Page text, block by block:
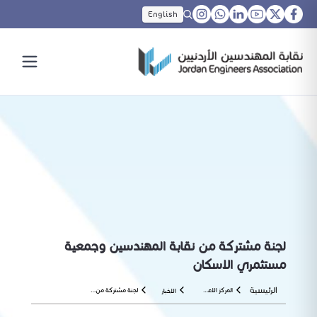
English
لجنة مشتركة من نقابة المهندسين وجمعية
مستثمري الاسكان
الرئيسية الاخبار لجنة مشتركة من نقابة المهندسين وجمعية مستثمري الاسكان